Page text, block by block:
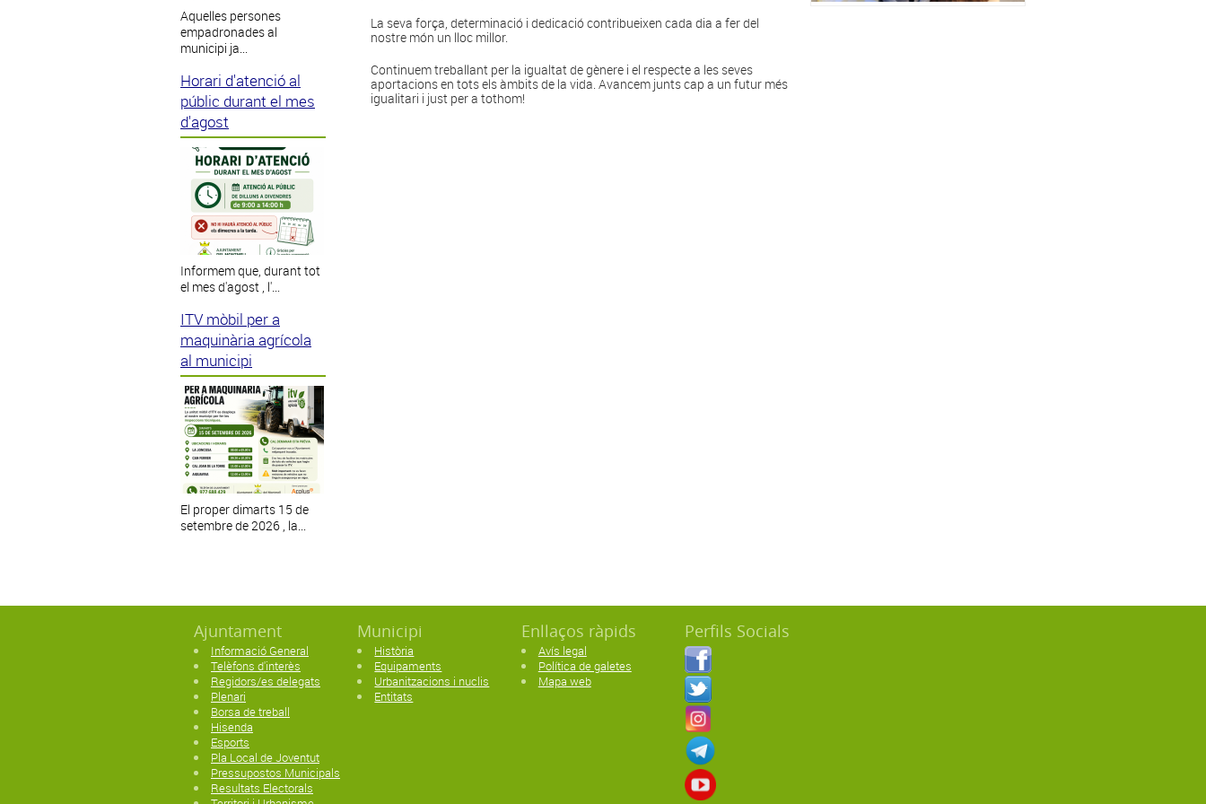
Aquelles persones
empadronades al
municipi ja...
Horari d'atenció al
públic durant el mes
d'agost
Informem que, durant tot
el mes d'agost , l'...
ITV mòbil per a
maquinària agrícola
al municipi
El proper dimarts 15 de
setembre de 2026 , la...
La seva força, determinació i dedicació contribueixen cada dia a fer del
nostre món un lloc millor.
Continuem treballant per la igualtat de gènere i el respecte a les seves
aportacions en tots els àmbits de la vida. Avancem junts cap a un futur més
igualitari i just per a tothom!
Ajuntament
Informació General
Telèfons d'interès
Regidors/es delegats
Plenari
Borsa de treball
Hisenda
Esports
Pla Local de Joventut
Pressupostos Municipals
Resultats Electorals
Municipi
Història
Equipaments
Urbanitzacions i nuclis
Entitats
Enllaços ràpids
Avís legal
Política de galetes
Mapa web
Perfils Socials